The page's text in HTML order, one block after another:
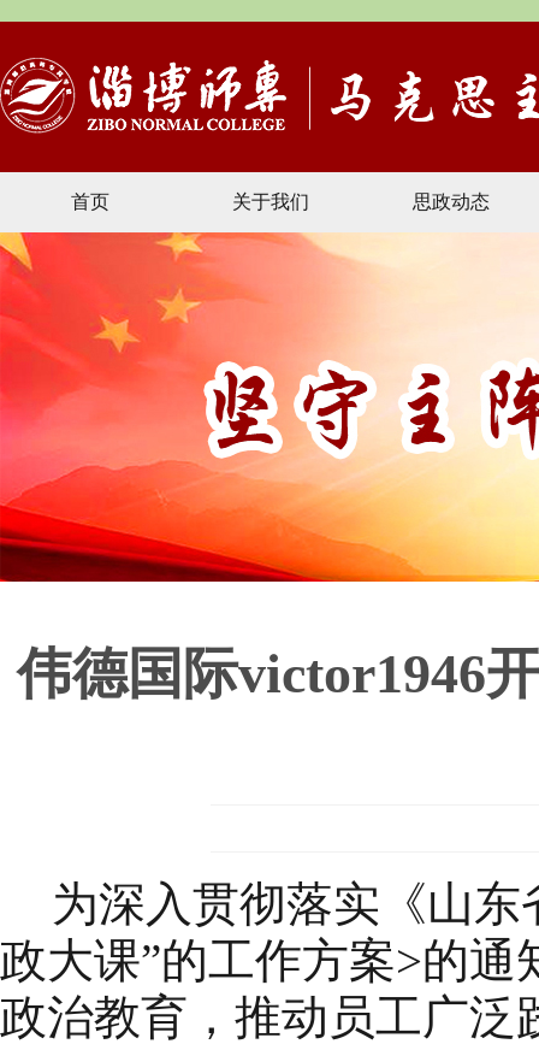
首页 关于我们 思政动态
伟德国际victor1946
为深入贯彻落实 《山
政大课”的工作方案>的通
政治教育， 推动员工广泛